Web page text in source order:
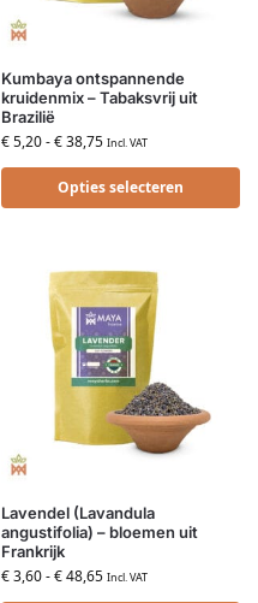
Kumbaya ontspannende
kruidenmix – Tabaksvrij uit
Brazilië
€5,20-€38,75 Incl. VAT
Opties selecteren
Lavendel (Lavandula
angustifolia) – bloemen uit
Frankrijk
€3,60-€48,65 Incl. VAT